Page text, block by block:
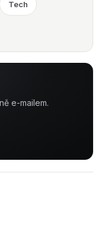
Tech
e-mailem.